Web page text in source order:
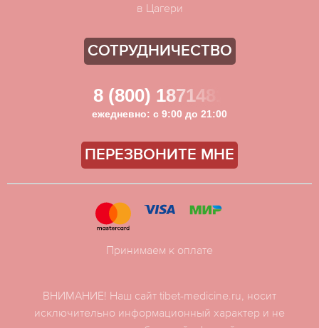
в Цагери
СОТРУДНИЧЕСТВО
8 (800) 1871481
ежедневно: с 9:00 до 21:00
ПЕРЕЗВОНИТЕ МНЕ
ВНИМАНИЕ! Наш сайт tibet-medicine.ru, носит
исключительно информационный характер и не
Принимаем к оплате